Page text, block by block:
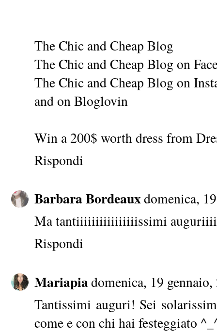
The Chic and Cheap Blog
The Chic and Cheap Blog on
The Chic and Cheap Blog on
and onBloglovin
Win a 200$ worth dress from
Rispondi
Barbara Bordeauxdomenica,
Ma tantiiiiiiiiiiiiiiiissimi
Rispondi
Mariapiadomenica, 19 gennaio,
Tantissimi auguri! Sei
come e con chi hai festeggiato